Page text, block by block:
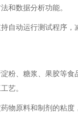
和数据分析功能。
自动运行测试程序，
粉、糖浆、果胶等食
艺。
物原料和制剂的粘度